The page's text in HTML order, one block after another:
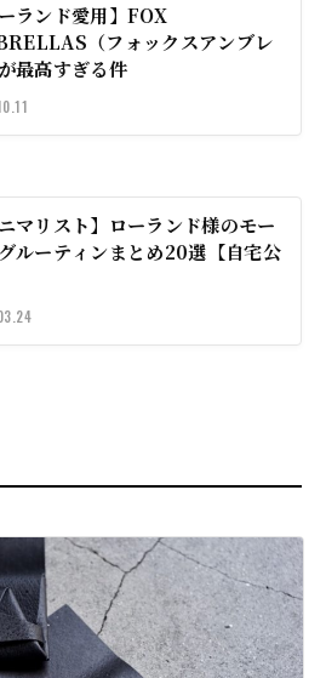
ーランド愛用】FOX
（フォックスアンブレ
最高すぎる件
ニマリスト】ローランド様のモー
ルーティンまとめ20選【自宅公